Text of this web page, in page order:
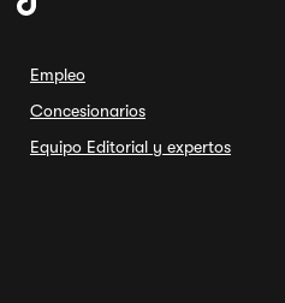
Empleo
Concesionarios
Equipo Editorial y expertos